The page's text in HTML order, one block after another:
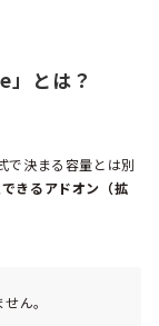
とは？
で決まる容量とは別
きるアドオン（拡
ん。